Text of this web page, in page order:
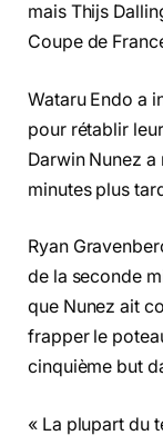
mais Thijs
Coupe de
Wataru Endo a
pour rétablir
Darwin Nunez
minutes plus
Ryan
de la seconde
que Nunez ait
frapper le
cinquième but
« La plupart du